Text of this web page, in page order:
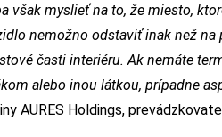
však myslieť na to, že miesto,
nemožno odstaviť inak než
časti interiéru. Ak nemáte
alebo inou látkou, prípadne
AURES Holdings,